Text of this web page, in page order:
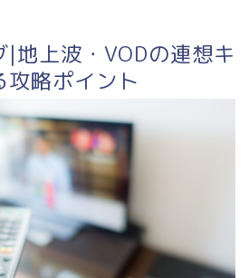
|地上波・VODの連想キ
攻略ポイント